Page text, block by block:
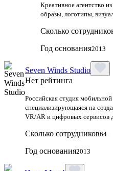
Креативное агентство
образы, логотипы,
Сколько
Год основания2013
Seven Winds Studio
Нет рейтинга
Российская студия
специализирующаяся на
VR/AR и цифровых сервисов
Сколько сотрудников64
Год основания2013